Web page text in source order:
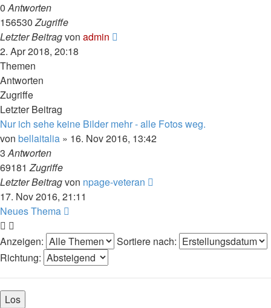
0Antworten
156530Zugriffe
Letzter Beitragvon admin
2. Apr 2018, 20:18
Themen
Antworten
Zugriffe
Letzter Beitrag
Nur ich sehe keine Bilder mehr - alle Fotos weg.
von bellaitalia » 16. Nov 2016, 13:42
3Antworten
69181Zugriffe
Letzter Beitragvon npage-veteran
17. Nov 2016, 21:11
Neues Thema
Anzeigen:
Sortiere nach:
Richtung: